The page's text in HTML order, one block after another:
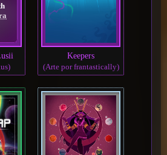
Keepers
(Arte por frantastically)